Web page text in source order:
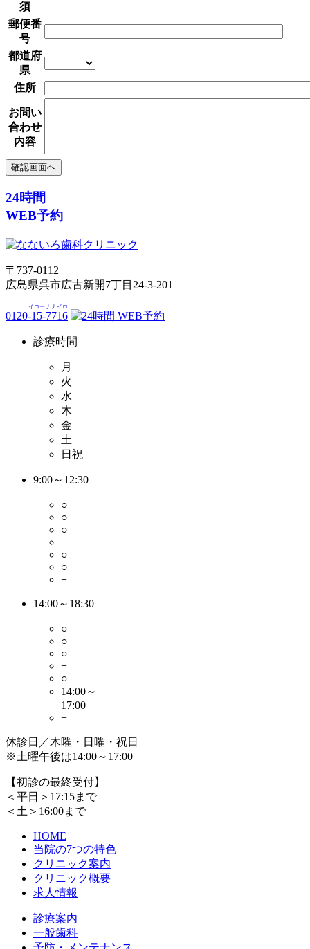
須
郵便番
号
都道府
県
住所
お問い
合わせ
内容
24時間
WEB予約
〒737-0112
広島県呉市広古新開7丁目24-3-201
0120-15
イコー
-7716
ナナイロ
診療時間
月
火
水
木
金
土
日祝
9:00～12:30
○
○
○
−
○
○
−
14:00～18:30
○
○
○
−
○
14:00～
17:00
−
休診日／木曜・日曜・祝日
※土曜午後は14:00～17:00
【初診の最終受付】
＜平日＞17:15まで
＜土＞16:00まで
HOME
当院の7つの特色
クリニック案内
クリニック概要
求人情報
診療案内
一般歯科